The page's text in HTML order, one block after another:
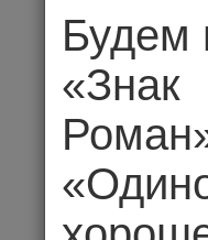
Будем
«Знак